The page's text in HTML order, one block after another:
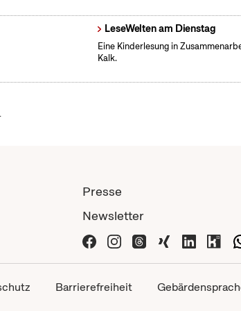
LeseWelten am Dienstag
Eine Kinderlesung in
Kalk.
Presse
Newsletter
Barrierefreiheit